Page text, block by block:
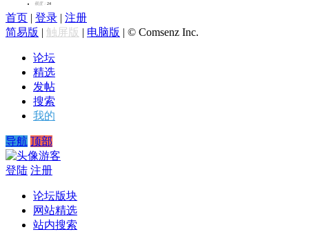
额度： 24
首页 | 登录 | 注册
简易版 | 触屏版 | 电脑版 | © Comsenz Inc.
论坛
精选
发帖
搜索
我的
导航 顶部
游客
登陆 注册
论坛版块
网站精选
站内搜索